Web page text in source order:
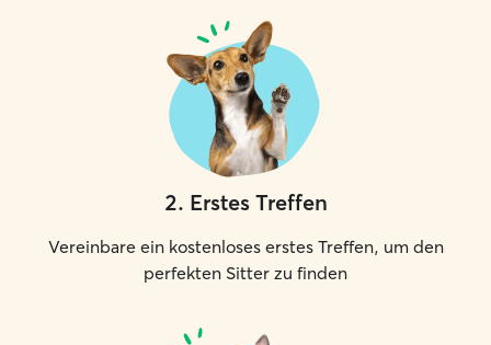
2. Erstes Treffen
Vereinbare ein kostenloses erstes Treffen, um den
perfekten Sitter zu finden